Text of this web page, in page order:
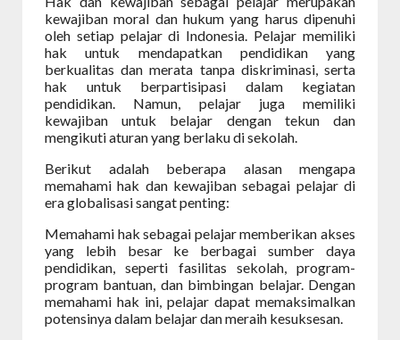
kewajiban moral dan hukum yang harus dipenuhi
oleh setiap pelajar di Indonesia. Pelajar memiliki
hak untuk mendapatkan pendidikan yang
berkualitas dan merata tanpa diskriminasi, serta
hak untuk berpartisipasi dalam kegiatan
pendidikan. Namun, pelajar juga memiliki
kewajiban untuk belajar dengan tekun dan
mengikuti aturan yang berlaku di sekolah.
Berikut adalah beberapa alasan mengapa
memahami hak dan kewajiban sebagai pelajar di
era globalisasi sangat penting:
Memahami hak sebagai pelajar memberikan akses
yang lebih besar ke berbagai sumber daya
pendidikan, seperti fasilitas sekolah, program-
program bantuan, dan bimbingan belajar. Dengan
memahami hak ini, pelajar dapat memaksimalkan
potensinya dalam belajar dan meraih kesuksesan.